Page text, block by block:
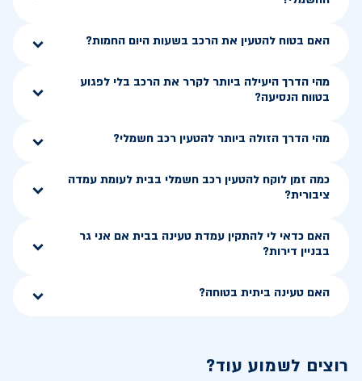
האם בטוח להטעין את הרכב בשעות היום החמות?
מהי הדרך היעילה ביותר לקרר את הרכב בלי לפגוע
בטווח הנסיעה?
מהי הדרך הזולה ביותר להטעין רכב חשמלי?
כמה זמן לוקח להטעין רכב חשמלי בבית לעומת עמדה
ציבורית?
האם כדאי לי להתקין עמדת טעינה בבית אם אני גר
בבניין דירות?
האם טעינה ביתית בטוחה?
רוצים לשמוע עוד?